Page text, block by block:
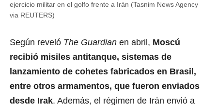
ejercicio militar en el golfo frente a Irán (Tasnim News Agency
via REUTERS)
Según reveló The Guardian en abril, Moscú
recibió misiles antitanque, sistemas de
lanzamiento de cohetes fabricados en Brasil,
entre otros armamentos, que fueron enviados
desde Irak. Además, el régimen de Irán envió a